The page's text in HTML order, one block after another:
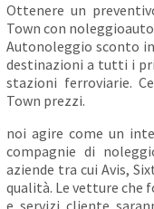
Ottenere un
Town con
Autonoleggio sconto
destinazioni a tutti i
stazioni ferroviarie.
Town prezzi.
noi agire come un
compagnie di
aziende tra cui Avis,
qualità. Le vetture che
e servizi cliente